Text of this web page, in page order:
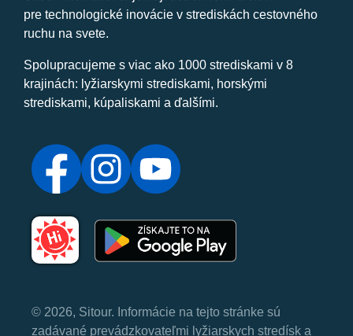
pre technologické inovácie v strediskách cestovného
ruchu na svete.
Spolupracujeme s viac ako 1000 strediskami v 8
krajinách: lyžiarskymi strediskami, horskými
strediskami, kúpaliskami a ďalšími.
© 2026, Sitour. Informácie na tejto stránke sú
zadávané prevádzkovateľmi lyžiarskych stredísk a